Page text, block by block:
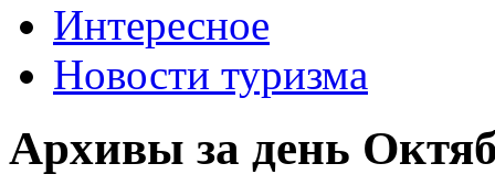
Интересное
Новости туризма
Архивы за день